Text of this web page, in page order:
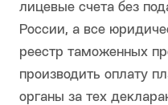
лицевые счета без
России, а все
реестр таможенных
производить оплату
органы за тех